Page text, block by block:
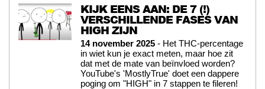
KIJK EENS AAN: DE 7 (!)
VERSCHILLENDE FASES VAN
HIGH ZIJN
14 november 2025 - Het THC-percentage
in wiet kun je exact meten, maar hoe zit
dat met de mate van beïnvloed worden?
YouTube's 'MostlyTrue' doet een dappere
poging om "HIGH" in 7 stappen te fileren!